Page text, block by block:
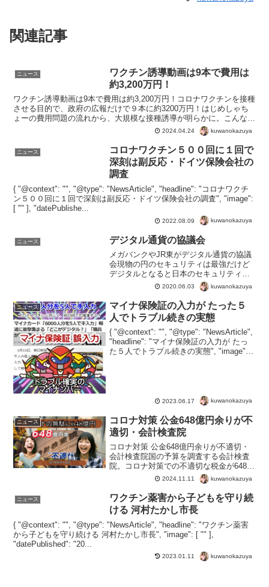
関連記事
ニュース
ワクチン誘導動画は9本で費用は
約3,200万円！
ワクチン誘導動画は9本で費用は約3,200万円！コロナワクチンを接種
させる目的で、政府の広報だけで９本に約3200万円！はじめしゃち
ょーの費用問題の流れから、大規模な接種誘導が明らかに。こんな安
いわけないので、自治体や組織ごとにもっとあるで...
2024.04.24 kuwanokazuya
ニュース
コロナワクチン５００回に１回で
深刻は副反応・ドイツ保険会社の
調査
{ "@context": "", "@type": "NewsArticle", "headline": "コロナワクチ
ン５００回に１回で深刻は副反応・ドイツ保険会社の調査", "image":
[ "" ], "datePublishe...
2022.08.09 kuwanokazuya
ニュース デジタル通貨の協議会
メガバンクやJR東がデジタル通貨の協議
会現物の円のセキュリティは最強だけど
デジタルとなると日本のセキュリティは
甘いから不安だわ。マイナンバーなどで
もわかるように、日本のシステム自体が
貧弱すぎて使い物にならない。そうなる
と基幹システムは外国産...
2020.06.03 kuwanokazuya
ニュース
マイナ保険証の入力が たった５
人でトラブル続きの実態
{ "@context": "", "@type": "NewsArticle",
"headline": "マイナ保険証の入力が たっ
た５人でトラブル続きの実態", "image": [
2023.06.17 kuwanokazuya
ニュース
コロナ対策 公金648億円余りが不
適切・会計検査院
コロナ対策 公金648億円余りが不適切・
会計検査院国の予算を調査する会計検査
院。コロナ対策での不適切な税金が648億
円と調査結果。無意味なPCR検査、感染
を防ぐことのないマスク、そして被害が
爆夏しているmRNAワクチン。これらな
どに関わる税...
2024.11.11 kuwanokazuya
ニュース
ワクチン薬害から子どもを守り続
ける 河村たかし市長
{ "@context": "", "@type": "NewsArticle", "headline": "ワクチン薬害
から子どもを守り続ける 河村たかし市長", "image": [ "" ],
"datePublished": "20...
2023.01.11 kuwanokazuya